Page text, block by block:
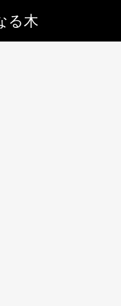
る木